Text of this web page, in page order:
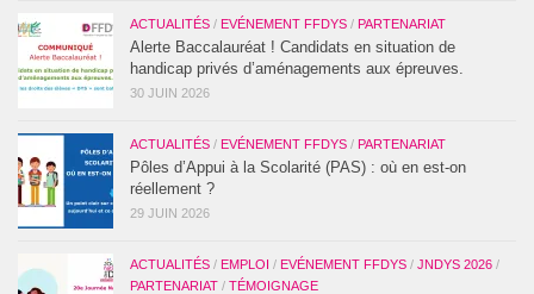
ACTUALITÉS / EVÉNEMENT FFDYS / PARTENARIAT
Alerte Baccalauréat ! Candidats en situation de
handicap privés d’aménagements aux épreuves.
30 JUIN 2026
ACTUALITÉS / EVÉNEMENT FFDYS / PARTENARIAT
Pôles d’Appui à la Scolarité (PAS) : où en est-on
réellement ?
29 JUIN 2026
ACTUALITÉS / EMPLOI / EVÉNEMENT FFDYS / JNDYS 2026 /
PARTENARIAT / TÉMOIGNAGE